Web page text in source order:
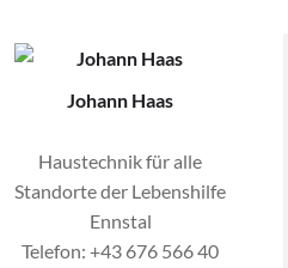
Johann Haas
Haustechnik für alle
Standorte der Lebenshilfe
Ennstal
Telefon: +43 676 566 40